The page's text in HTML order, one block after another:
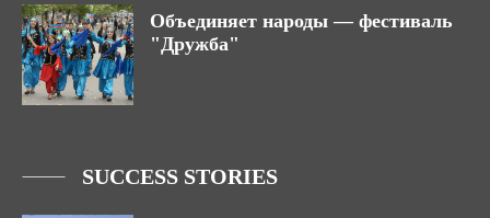
Объединяет народы — фестиваль
"Дружба"
SUCCESS STORIES